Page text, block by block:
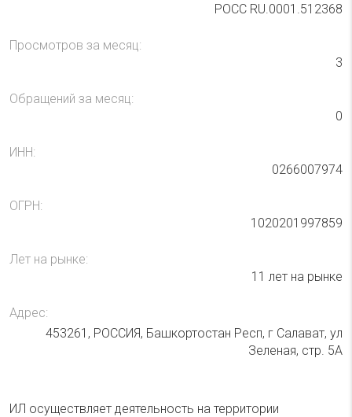
РОСС RU.0001.512368
Просмотров за месяц:
3
Обращений за месяц:
0
ИНН:
0266007974
ОГРН:
1020201997859
Лет на рынке:
11 лет на рынке
Адрес:
453261, РОССИЯ, Башкортостан Респ, г Салават, ул
Зеленая, стр. 5А
ИЛ осуществляет деятельность на территории